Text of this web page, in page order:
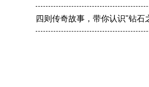
四则传奇故事，带你认识"钻石